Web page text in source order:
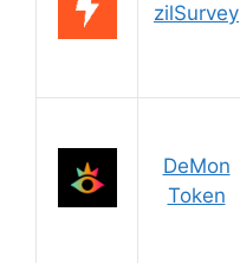
zilSurvey
DeMon
Token